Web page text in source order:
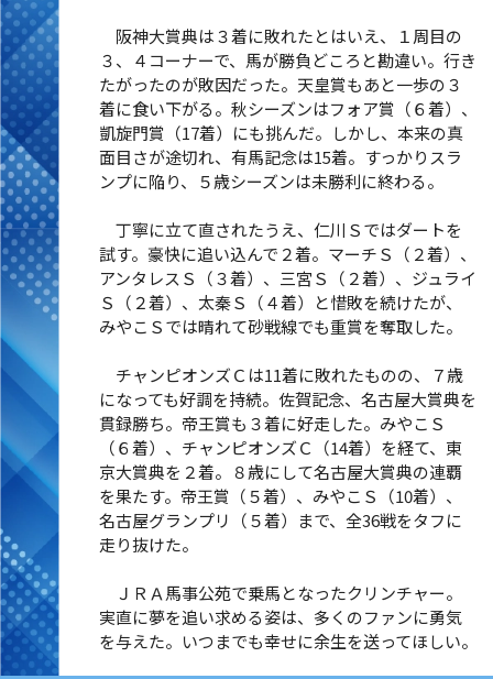
阪神大賞典は３着に敗れたとはいえ、１周目の
３、４コーナーで、馬が勝負どころと勘違い。行き
たがったのが敗因だった。天皇賞もあと一歩の３
着に食い下がる。秋シーズンはフォア賞（６着）、
凱旋門賞（17着）にも挑んだ。しかし、本来の真
面目さが途切れ、有馬記念は15着。すっかりスラ
ンプに陥り、５歳シーズンは未勝利に終わる。
丁寧に立て直されたうえ、仁川Ｓではダートを
試す。豪快に追い込んで２着。マーチＳ（２着）、
アンタレスＳ（３着）、三宮Ｓ（２着）、ジュライ
Ｓ（２着）、太秦Ｓ（４着）と惜敗を続けたが、
みやこＳでは晴れて砂戦線でも重賞を奪取した。
チャンピオンズＣは11着に敗れたものの、７歳
になっても好調を持続。佐賀記念、名古屋大賞典を
貫録勝ち。帝王賞も３着に好走した。みやこＳ
（６着）、チャンピオンズＣ（14着）を経て、東
京大賞典を２着。８歳にして名古屋大賞典の連覇
を果たす。帝王賞（５着）、みやこＳ（10着）、
名古屋グランプリ（５着）まで、全36戦をタフに
走り抜けた。
ＪＲＡ馬事公苑で乗馬となったクリンチャー。
実直に夢を追い求める姿は、多くのファンに勇気
を与えた。いつまでも幸せに余生を送ってほしい。